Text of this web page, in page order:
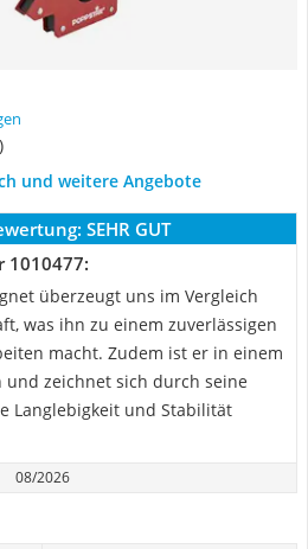
)
und weitere Angebote
SEHR GUT
1010477:
überzeugt uns im Vergleich
was ihn zu einem zuverlässigen
macht. Zudem ist er in einem
zeichnet sich durch seine
Langlebigkeit und Stabilität
08/2026